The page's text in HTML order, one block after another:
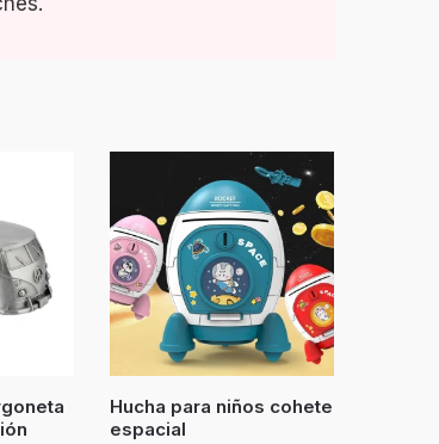
Hucha para niños cohete
espacial